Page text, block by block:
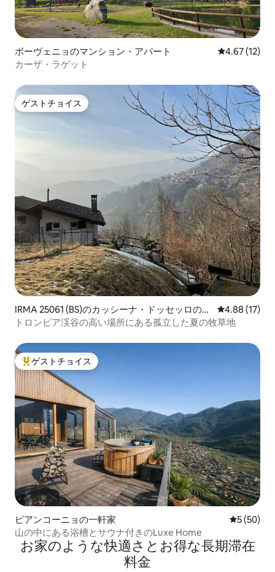
ボーヴェニョのマンション・アパート レビュー12
4.67 (12)
カーザ・ラゲット
ゲストチョイス
ゲストチョイス
IRMA 25061 (BS)のカッシーナ・ドッセッロの別
荘
レビュー17
4.88 (17)
トロンピア渓谷の高い場所にある孤立した夏の牧草地
大好評のゲストチョイスです。
ゲストチョイス
ピアンコーニョの一軒家 レビュー
5 (50)
山の中にある浴槽とサウナ付きのLuxe Home
お家のような快⁠適⁠さ⁠とお⁠得⁠な長⁠期⁠滞⁠在
料⁠金